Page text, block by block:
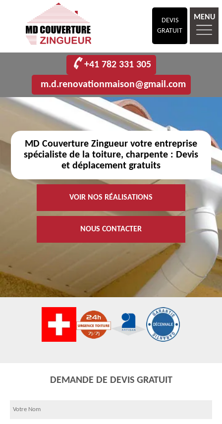
DEVIS
GRATUIT
MENU
+41 782 331 305
m.d.renovationmaison@gmail.com
MD Couverture Zingueur votre entreprise
spécialiste de la toiture, charpente : Devis
et déplacement gratuits
VOIR NOS RÉALISATIONS
NOUS CONTACTER
DEMANDE DE DEVIS GRATUIT